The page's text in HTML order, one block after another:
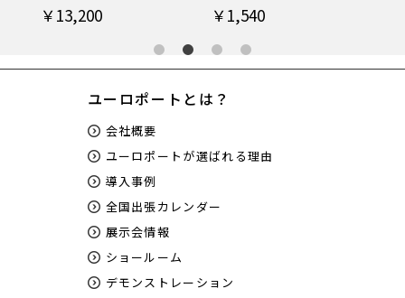
￥1,540
￥51,700
ユーロポートとは？
会社概要
ユーロポートが選ばれる理由
導入事例
全国出張カレンダー
展示会情報
ショールーム
デモンストレーション